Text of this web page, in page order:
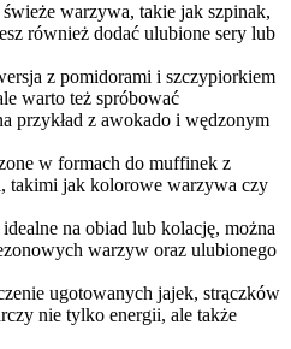
warzywa, takie jak szpinak,
również dodać ulubione sery lub
z pomidorami i szczypiorkiem
warto też spróbować
przykład z awokado i wędzonym
w formach do muffinek z
takimi jak kolorowe warzywa czy
idealne na obiad lub kolację, można
warzyw oraz ulubionego
ugotowanych jajek, strączków
nie tylko energii, ale także